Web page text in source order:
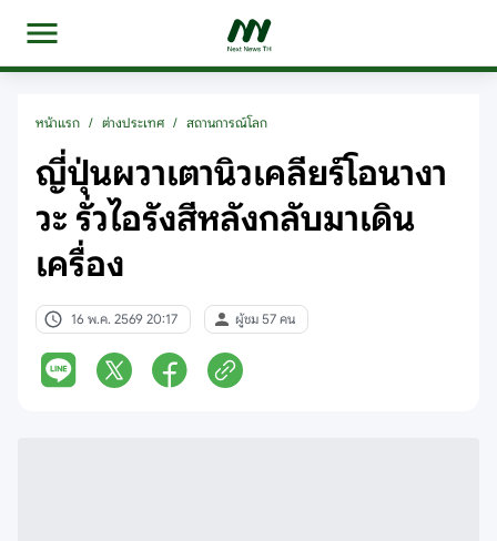
หน้าแรก / ต่างประเทศ / สถานการณ์โลก
ญี่ปุ่นผวาเตานิวเคลียร์โอนางา
วะ รั่วไอรังสีหลังกลับมาเดิน
เครื่อง
16 พ.ค. 2569 20:17 ผู้ชม 57 คน